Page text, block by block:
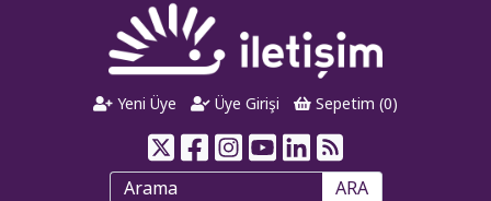
Yeni Üye Üye Girişi Sepetim (0)
ARA